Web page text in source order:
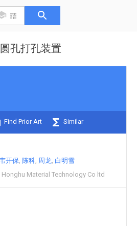
孔打孔装置
Find Prior Art Similar
开保 陈科 周龙 白明雪
Honghu Material Technology Co ltd